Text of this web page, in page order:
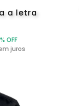
a letra
OFF
juros